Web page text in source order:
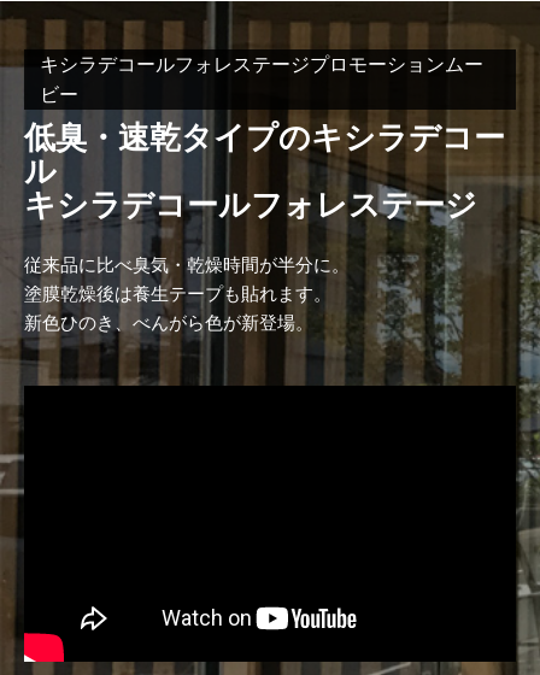
キシラデコールフォレステージプロモーションムー
ビー
低臭・速乾タイプのキシラデコー
ル
キシラデコールフォレステージ
従来品に比べ臭気・乾燥時間が半分に。
塗膜乾燥後は養生テープも貼れます。
新色ひのき、べんがら色が新登場。